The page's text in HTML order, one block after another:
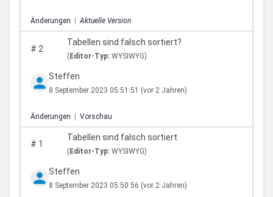
Änderungen Aktuelle Version
# 2
Tabellen sind falsch sortiert?
(Editor-Typ: WYSIWYG)
Steffen
8 September 2023 05:51:51 (vor 2 Jahren)
Änderungen | Vorschau
# 1
Tabellen sind falsch sortiert
( Editor-Typ: WYSIWYG)
Steffen
8 September 2023 05:50:56 (vor 2 Jahren)